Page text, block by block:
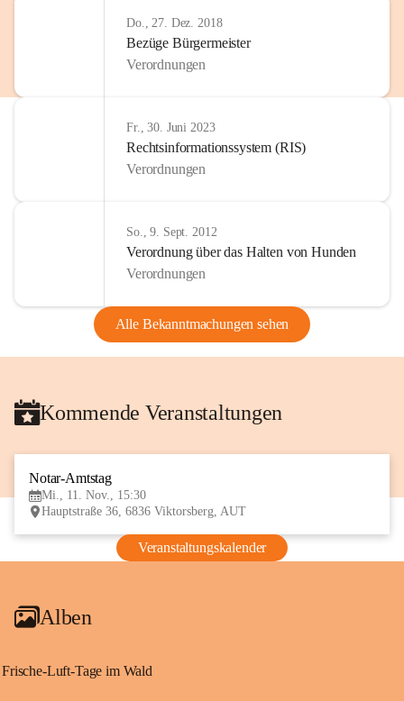
Do., 27. Dez. 2018
Bezüge Bürgermeister
Verordnungen
Fr., 30. Juni 2023
Rechtsinformationssystem (RIS)
Verordnungen
So., 9. Sept. 2012
Verordnung über das Halten von Hunden
Verordnungen
Alle Bekanntmachungen sehen
Kommende Veranstaltungen
Notar-Amtstag
Mi., 11. Nov., 15:30
Hauptstraße 36, 6836 Viktorsberg, AUT
Veranstaltungskalender
Alben
Frische-Luft-Tage im Wald